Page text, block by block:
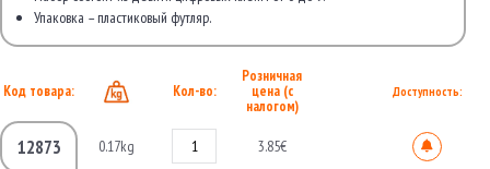
Упаковка – пластиковый футляр.
Код товара: Кол-во:
Розничная
цена (с
налогом)
Доступность:
12873 0.17kg 3.85€